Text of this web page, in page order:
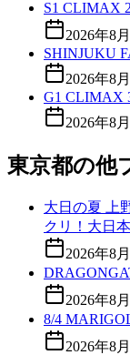
S1 CLIMAX
2026年8
SHINJUKU
2026年8
G1 CLIMAX
2026年8
東京都の他
大日の夏 上
クリ！大日
2026年8
2026年8
8/4
2026年8